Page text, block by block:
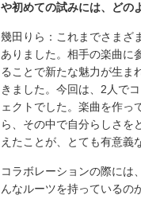
や初めての試みには、どの
幾田りら：これまでさまざ
ありました。相手の楽曲に
ることで新たな魅力が生ま
きました。今回は、2人で
ェクトでした。楽曲を作っ
ら、その中で自分らしさを
えたことが、とても有意義
コラボレーションの際には
んなルーツを持っているの